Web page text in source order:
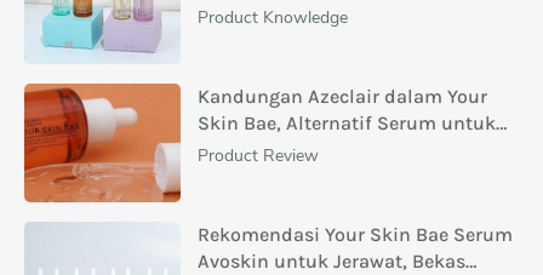
Product Knowledge
Kandungan Azeclair dalam Your
Skin Bae, Alternatif Serum untuk
Menghilangkan Bekas Jerawat
Product Review
Rekomendasi Your Skin Bae Serum
Avoskin untuk Jerawat, Bekas